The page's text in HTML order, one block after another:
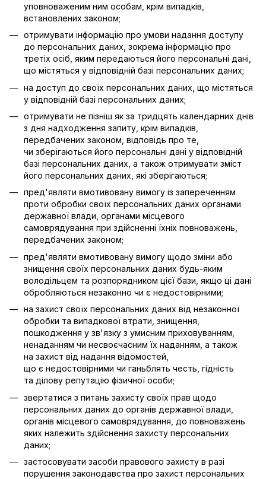
уповноваженим ним особам, крім випадків,
встановлених законом;
отримувати інформацію про умови надання доступу
до персональних даних, зокрема інформацію про
третіх осіб, яким передаються його персональні дані,
що містяться у відповідній базі персональних даних;
на доступ до своїх персональних даних, що містяться
у відповідній базі персональних даних;
отримувати не пізніш як за тридцять календарних днів
з дня надходження запиту, крім випадків,
передбачених законом, відповідь про те,
чи зберігаються його персональні дані у відповідній
базі персональних даних, а також отримувати зміст
його персональних даних, які зберігаються;
пред'являти вмотивовану вимогу із запереченням
проти обробки своїх персональних даних органами
державної влади, органами місцевого
самоврядування при здійсненні їхніх повноважень,
передбачених законом;
пред'являти вмотивовану вимогу щодо зміни або
знищення своїх персональних даних будь-яким
володільцем та розпорядником цієї бази, якщо ці дані
обробляються незаконно чи є недостовірними;
на захист своїх персональних даних від незаконної
обробки та випадкової втрати, знищення,
пошкодження у зв'язку з умисним приховуванням,
ненаданням чи несвоєчасним їх наданням, а також
на захист від надання відомостей,
що є недостовірними чи ганьблять честь, гідність
та ділову репутацію фізичної особи;
звертатися з питань захисту своїх прав щодо
персональних даних до органів державної влади,
органів місцевого самоврядування, до повноважень
яких належить здійснення захисту персональних
даних;
застосовувати засоби правового захисту в разі
порушення законодавства про захист персональних